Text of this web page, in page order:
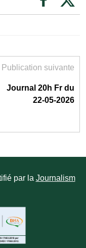
Publication suivante
Journal 20h Fr du
22-05-2026
par la Journalism